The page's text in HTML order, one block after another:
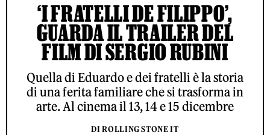
‘I FRATELLI DE FILIPPO’,
GUARDA IL TRAILER DEL
FILM DI SERGIO RUBINI
Quella di Eduardo e dei fratelli è la storia
di una ferita familiare che si trasforma in
arte. Al cinema il 13, 14 e 15 dicembre
DI ROLLING STONE IT